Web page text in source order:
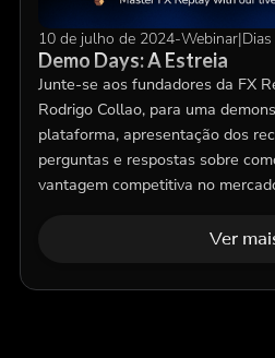
10 de julho de 2024-Webinar|
Demo Days: A Estreia
Junte-se aos fundadores da FX
Rodrigo Collao, para uma
plataforma, apresentação dos
perguntas e respostas sobre
vantagem competitiva no
Ver